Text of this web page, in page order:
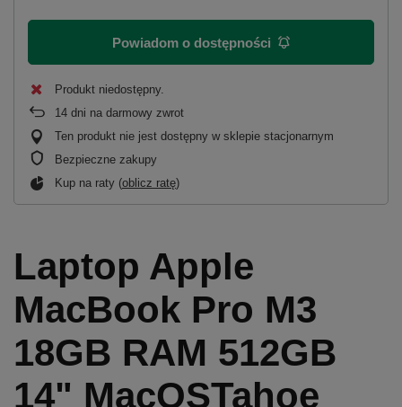
Powiadom o dostępności
Produkt niedostępny
14 dni na darmowy zwrot
Ten produkt nie jest dostępny w sklepie stacjonarnym
Bezpieczne zakupy
Kup na raty (oblicz ratę)
Laptop Apple
MacBook Pro M3
18GB RAM 512GB
14" MacOSTahoe